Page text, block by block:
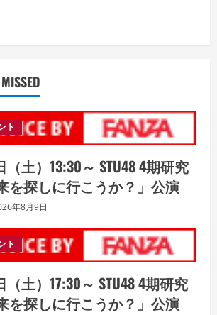
ト
土）13:30～ STU48 4期研究
を探しに行こうか？」公演
年8月9日
ト
土）17:30～ STU48 4期研究
を探しに行こうか？」公演